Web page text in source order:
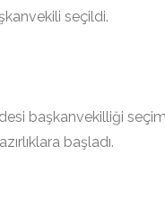
seçildi.
başkanvekilliği
başladı.